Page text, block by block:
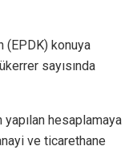
(EPDK) konuya
sayısında
hesaplamaya
ve ticarethane